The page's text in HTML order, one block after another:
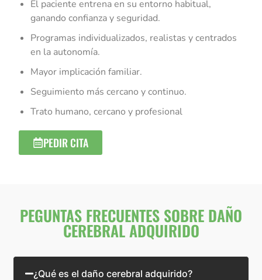
El paciente entrena en su entorno habitual,
ganando confianza y seguridad.
Programas individualizados, realistas y centrados
en la autonomía.
Mayor implicación familiar.
Seguimiento más cercano y continuo.
Trato humano, cercano y profesional
PEDIR CITA
PEGUNTAS FRECUENTES SOBRE DAÑO
CEREBRAL ADQUIRIDO
¿Qué es el daño cerebral adquirido?